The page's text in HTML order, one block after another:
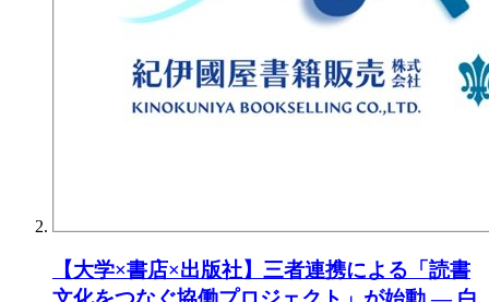
【大学×書店×出版社】三者連携による「読書